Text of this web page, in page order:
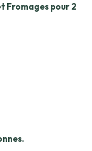
Fromages pour 2